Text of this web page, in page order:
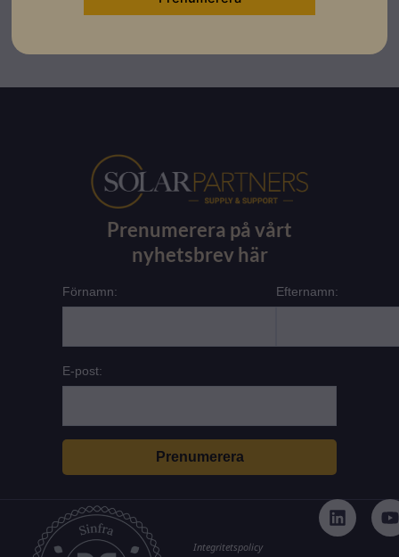
Prenumerera på vårt
nyhetsbrev här
Förnamn: Efternamn:
E-post:
L
i
n
o
u
Integritetspolicy